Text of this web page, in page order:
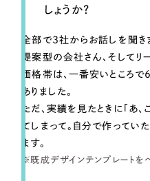
しょうか？
全部で3社からお話しを聞き
提案型の会社さん、そしてリ
価格帯は、一番安いところ
ありました。
ただ、実績を見たときに「あ、
てしまって。自分で作って
ます。
既成デザインテンプレート